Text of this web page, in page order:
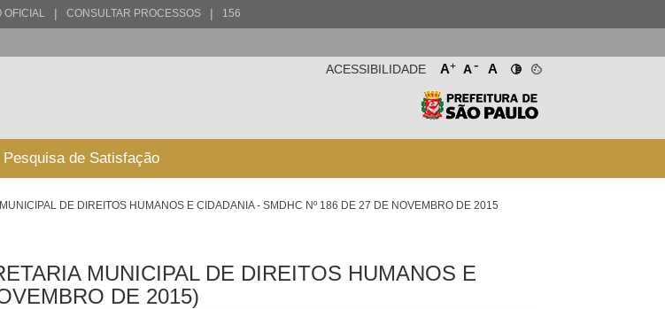
OFICIAL | CONSULTAR PROCESSOS | 156
A+ A- A
ACESSIBILIDADE
Pesquisa de Satisfação
DE DIREITOS HUMANOS E CIDADANIA - SMDHC Nº 186 DE 27 DE NOVEMBRO DE 2015
MUNICIPAL DE DIREITOS HUMANOS E
DE 2015)